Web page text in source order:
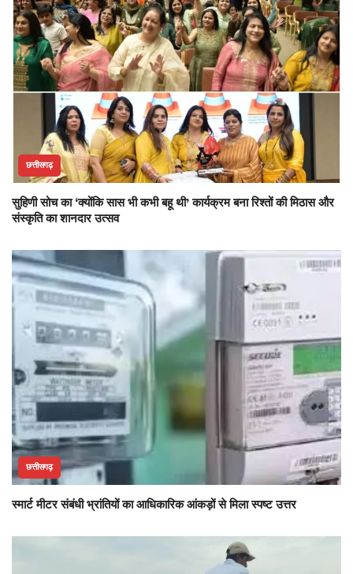
छत्तीसगढ़
सुहिणी सोच का ‘क्योंकि सास भी कभी बहू थी’ कार्यक्रम बना रिश्तों की मिठास और
संस्कृति का शानदार उत्सव
छत्तीसगढ़
स्मार्ट मीटर संबंधी भ्रांतियों का आधिकारिक आंकड़ों से मिला स्पष्ट उत्तर